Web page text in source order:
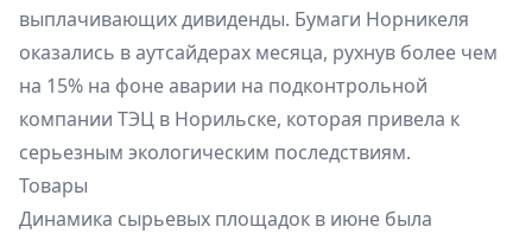
выплачивающих дивиденды. Бумаги Норникеля
оказались в аутсайдерах месяца, рухнув более чем
на 15% на фоне аварии на подконтрольной
компании ТЭЦ в Норильске, которая привела к
серьезным экологическим последствиям.
Товары
Динамика сырьевых площадок в июне была